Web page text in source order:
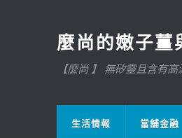
麼尚的嫩子薑
【麼尚 】 無矽靈且含有
生活情報 當舖金融